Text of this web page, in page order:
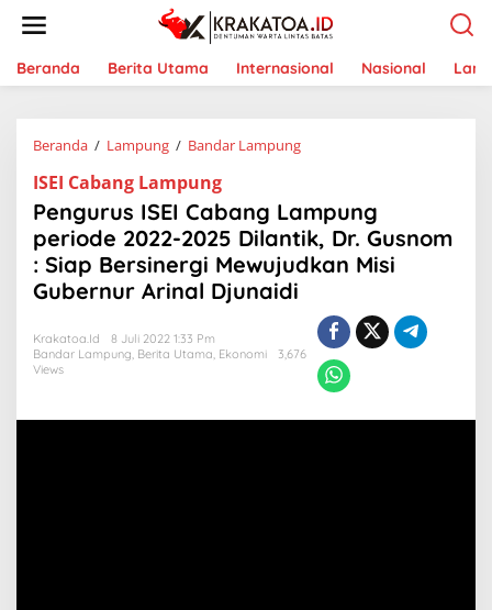
t
Beranda Berita Utama Internasional Nasional
Beranda / Lampung / Bandar Lampung
g
u
r
u
I
b
ISEI Cabang Lampung
Pengurus ISEI Cabang Lampung
periode 2022-2025 Dilantik, Dr. Gusnom
: Siap Bersinergi Mewujudkan Misi
Gubernur Arinal Djunaidi
Krakatoa.id
8 Juli 2022 1:33 Pm
Bandar Lampung, Berita Utama, Ekonomi
3,676
Views